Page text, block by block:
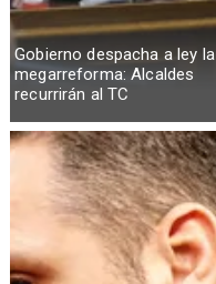
Gobierno despacha a ley la
megarreforma: Alcaldes
recurrirán al TC